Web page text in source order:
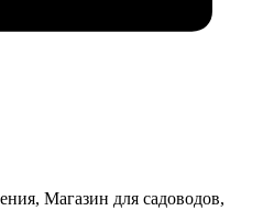
Магазин для садоводов,